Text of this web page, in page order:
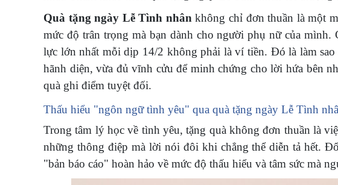
Quà tặng ngày Lễ Tình nhân không chỉ đơn thuần là một
mức độ trân trọng mà bạn dành cho người phụ nữ của mình.
lực lớn nhất mỗi dịp 14/2 không phải là ví tiền. Đó là làm
hãnh diện, vừa đủ vĩnh cửu để minh chứng cho lời hứa bên
quà ghi điểm tuyệt đối.
Thấu hiểu "ngôn ngữ tình yêu" qua quà tặng ngày Lễ Tình
Trong tâm lý học về tình yêu, tặng quà không đơn thuần là
những thông điệp mà lời nói đôi khi chẳng thể diễn tả hết.
"bản báo cáo" hoàn hảo về mức độ thấu hiểu và tâm sức mà